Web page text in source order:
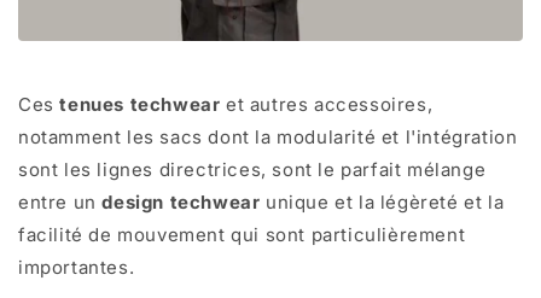
Cestenues techwear et autres accessoires,
notamment les sacs dont la modularité et l'intégration
sont les lignes directrices, sont le parfait mélange
entre undesign techwear unique et la légèreté et la
facilité de mouvement qui sont particulièrement
importantes.